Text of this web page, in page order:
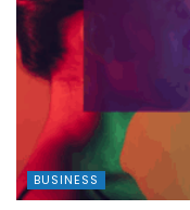
BUSINESS